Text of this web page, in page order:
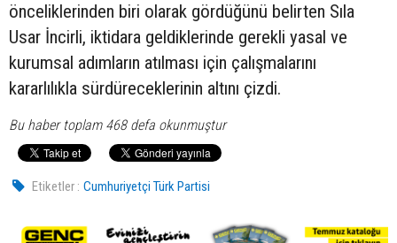
önceliklerinden biri olarak gördüğünü belirten Sıla
Usar İncirli, iktidara geldiklerinde gerekli yasal ve
kurumsal adımların atılması için çalışmalarını
kararlılıkla sürdüreceklerinin altını çizdi.
Bu haber toplam 468 defa okunmuştur
Etiketler : Cumhuriyetçi Türk Partisi